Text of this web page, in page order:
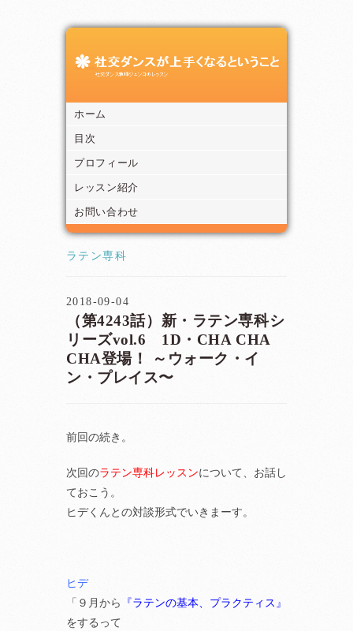
ホーム
目次
プロフィール
レッスン紹介
お問い合わせ
ラテン専科
2018-09-04
（第4243話）新・ラテン専科シ
リーズvol.6 1D・CHA CHA
CHA登場！ ～ウォーク・イ
ン・プレイス〜
前回の続き。
次回のラテン専科レッスンについて、お話し
ておこう。
ヒデくんとの対談形式でいきまーす。
ヒデ
「９月から
『ラテンの基本、プラクティス』
をするって